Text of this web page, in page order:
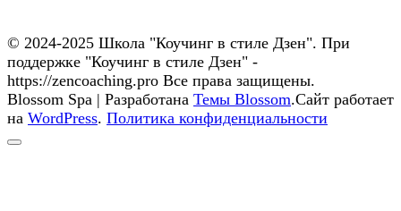
© 2024-2025 Школа "Коучинг в стиле Дзен". При
поддержке "Коучинг в стиле Дзен" -
https://zencoaching.pro Все права защищены.
Blossom Spa | Разработана Темы Blossom.Сайт работает
на WordPress. Политика конфиденциальности